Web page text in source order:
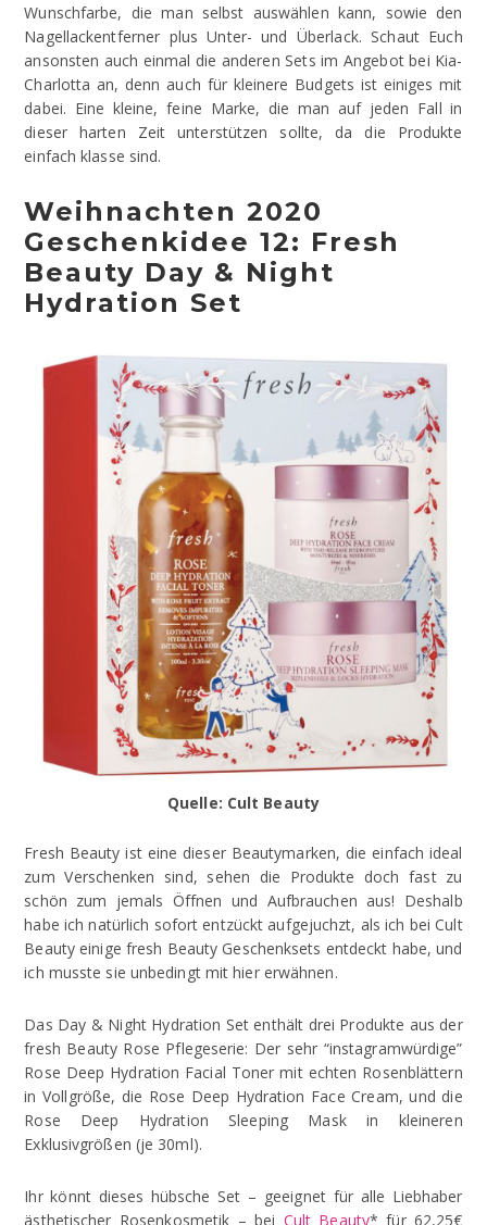
Wunschfarbe, die man selbst auswählen kann, sowie den
Nagellackentferner plus Unter- und Überlack. Schaut Euch
ansonsten auch einmal die anderen Sets im Angebot bei Kia-
Charlotta an, denn auch für kleinere Budgets ist einiges mit
dabei. Eine kleine, feine Marke, die man auf jeden Fall in
dieser harten Zeit unterstützen sollte, da die Produkte
einfach klasse sind.
Weihnachten 2020
Geschenkidee 12: Fresh
Beauty Day & Night
Hydration Set
Quelle: Cult Beauty
Fresh Beauty ist eine dieser Beautymarken, die einfach ideal
zum Verschenken sind, sehen die Produkte doch fast zu
schön zum jemals Öffnen und Aufbrauchen aus! Deshalb
habe ich natürlich sofort entzückt aufgejuchzt, als ich bei Cult
Beauty einige fresh Beauty Geschenksets entdeckt habe, und
ich musste sie unbedingt mit hier erwähnen.
Das Day & Night Hydration Set enthält drei Produkte aus der
fresh Beauty Rose Pflegeserie: Der sehr “instagramwürdige”
Rose Deep Hydration Facial Toner mit echten Rosenblättern
in Vollgröße, die Rose Deep Hydration Face Cream, und die
Rose Deep Hydration Sleeping Mask in kleineren
Exklusivgrößen (je 30ml).
Ihr könnt dieses hübsche Set – geeignet für alle Liebhaber
ästhetischer Rosenkosmetik – bei Cult Beauty* für 62,25€